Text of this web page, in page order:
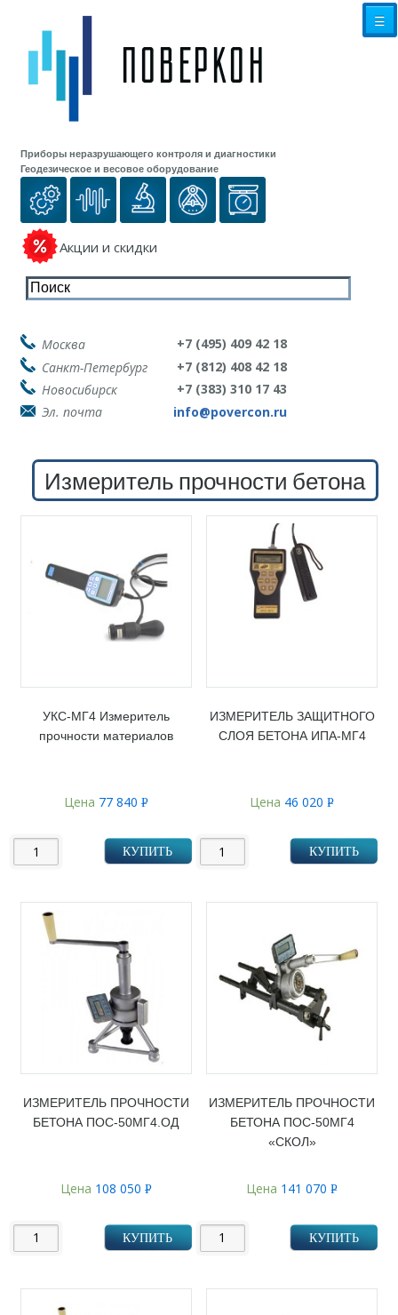
Приборы неразрушающего контроля и диагностики
Геодезическое и весовое оборудование
Акции и скидки
☰
Москва
+7 (495) 409 42 18
Санкт-Петербург
+7 (812) 408 42 18
Новосибирск
+7 (383) 310 17 43
Эл. почта
info@povercon.ru
Измеритель прочности бетона
УКС-МГ4 Измеритель
прочности материалов
Цена 77 840 Р
КУПИТЬ
ИЗМЕРИТЕЛЬ ЗАЩИТНОГО
СЛОЯ БЕТОНА ИПА-МГ4
Цена 46 020Р
КУПИТЬ
ИЗМЕРИТЕЛЬ ПРОЧНОСТИ
БЕТОНА ПОС-50МГ4.ОД
Цена 108 050 Р
КУПИТЬ
ИЗМЕРИТЕЛЬ ПРОЧНОСТИ
БЕТОНА ПОС-50МГ4
«СКОЛ»
Цена 141 070Р
КУПИТЬ